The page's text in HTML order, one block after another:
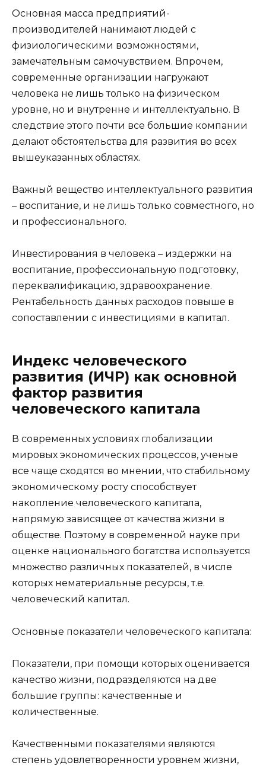
Основная масса предприятий-
производителей нанимают людей с
физиологическими возможностями,
замечательным самочувствием. Впрочем,
современные организации нагружают
человека не лишь только на физическом
уровне, но и внутренне и интеллектуально. В
следствие этого почти все большие компании
делают обстоятельства для развития во всех
вышеуказанных областях.
Важный вещество интеллектуального развития
– воспитание, и не лишь только совместного, но
и профессионального.
Инвестирования в человека – издержки на
воспитание, профессиональную подготовку,
переквалификацию, здравоохранение.
Рентабельность данных расходов повыше в
сопоставлении с инвестициями в капитал.
Индекс человеческого
развития (ИЧР) как основной
фактор развития
человеческого капитала
В современных условиях глобализации
мировых экономических процессов, ученые
все чаще сходятся во мнении, что стабильному
экономическому росту способствует
накопление человеческого капитала,
напрямую зависящее от качества жизни в
обществе. Поэтому в современной науке при
оценке национального богатства используется
множество различных показателей, в числе
которых нематериальные ресурсы, т.е.
человеческий капитал.
Основные показатели человеческого капитала:
Показатели, при помощи которых оценивается
качество жизни, подразделяются на две
большие группы: качественные и
количественные.
Качественными показателями являются
степень удовлетворенности уровнем жизни,